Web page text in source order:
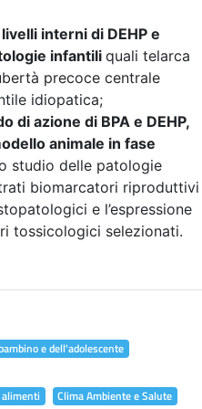
interni di DEHP e
infantili quali telarca
precoce centrale
idiopatica;
di azione di BPA e DEHP,
animale in fase
studio delle patologie
biomarcatori riproduttivi
e l’espressione
tossicologici selezionati.
e dell'adolescente
Clima Ambiente e Salute